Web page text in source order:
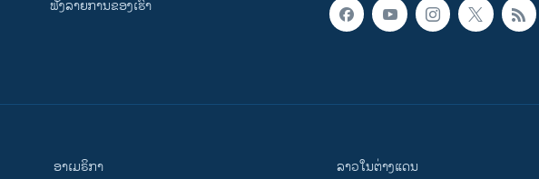
ຟັງລາຍການຂອງເຮົາ
ອາເມຣິກາ
ລາວໃນຕ່າງແດນ